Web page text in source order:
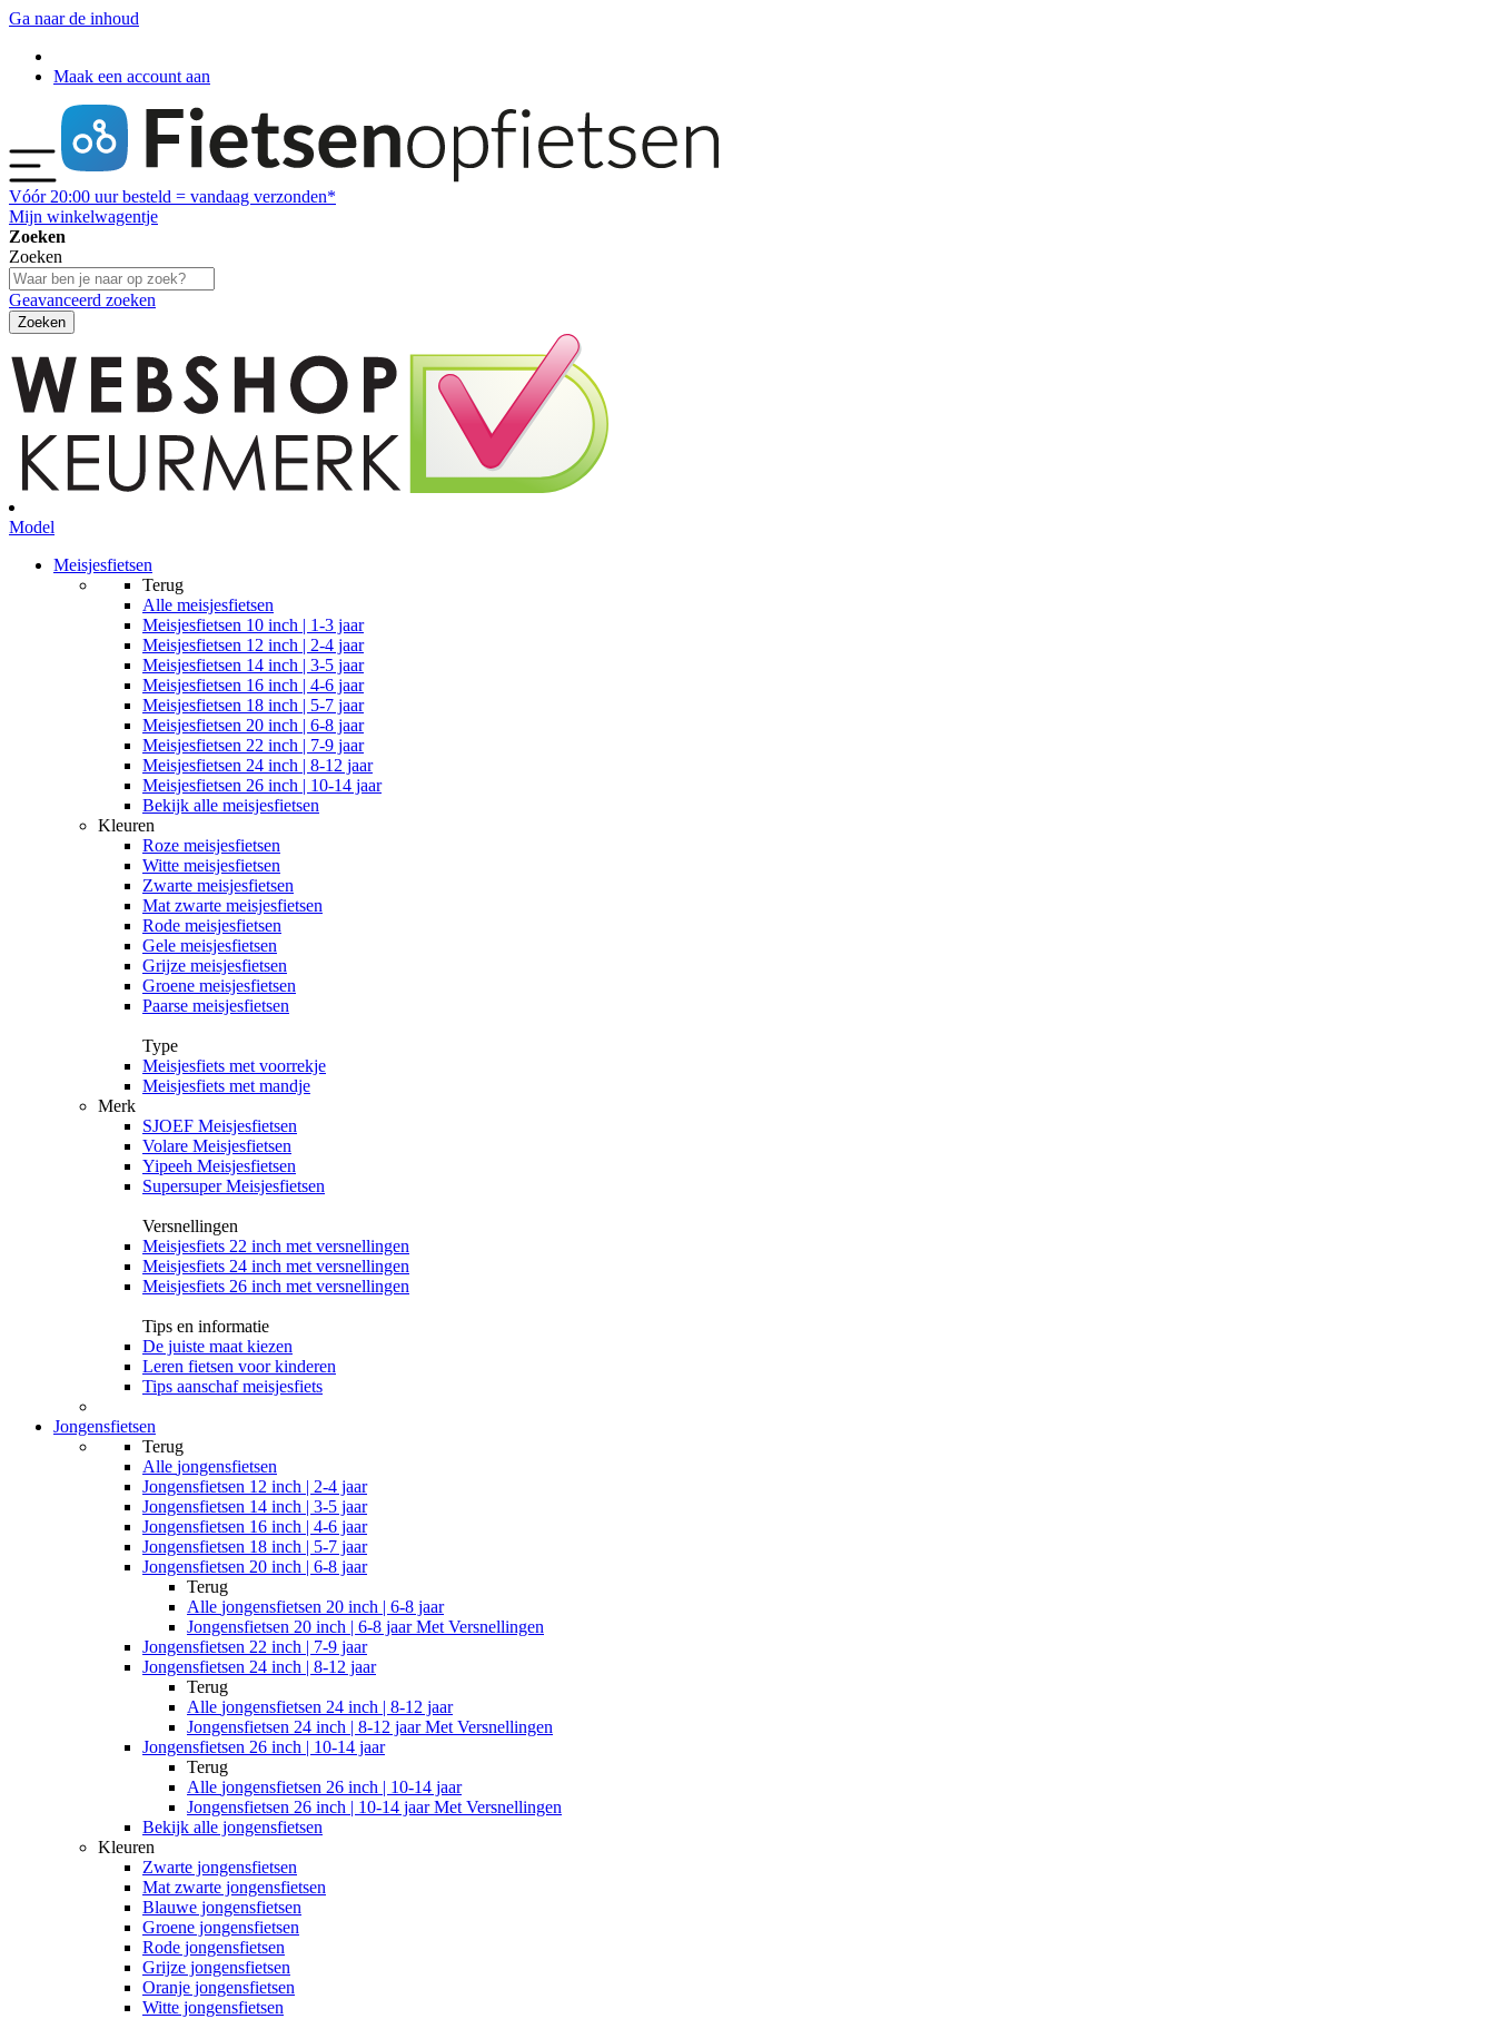
Ga naar de inhoud
Maak een account aan
Vóór 20:00 uur besteld = vandaag verzonden*
Mijn winkelwagentje
Zoeken
Zoeken
Geavanceerd zoeken
Zoeken
Model
Meisjesfietsen
Terug
Alle meisjesfietsen
Meisjesfietsen 10 inch | 1-3 jaar
Meisjesfietsen 12 inch | 2-4 jaar
Meisjesfietsen 14 inch | 3-5 jaar
Meisjesfietsen 16 inch | 4-6 jaar
Meisjesfietsen 18 inch | 5-7 jaar
Meisjesfietsen 20 inch | 6-8 jaar
Meisjesfietsen 22 inch | 7-9 jaar
Meisjesfietsen 24 inch | 8-12 jaar
Meisjesfietsen 26 inch | 10-14 jaar
Bekijk alle meisjesfietsen
Kleuren
Roze meisjesfietsen
Witte meisjesfietsen
Zwarte meisjesfietsen
Mat zwarte meisjesfietsen
Rode meisjesfietsen
Gele meisjesfietsen
Grijze meisjesfietsen
Groene meisjesfietsen
Paarse meisjesfietsen
Type
Meisjesfiets met voorrekje
Meisjesfiets met mandje
Merk
SJOEF Meisjesfietsen
Volare Meisjesfietsen
Yipeeh Meisjesfietsen
Supersuper Meisjesfietsen
Versnellingen
Meisjesfiets 22 inch met versnellingen
Meisjesfiets 24 inch met versnellingen
Meisjesfiets 26 inch met versnellingen
Tips en informatie
De juiste maat kiezen
Leren fietsen voor kinderen
Tips aanschaf meisjesfiets
Jongensfietsen
Terug
Alle jongensfietsen
Jongensfietsen 12 inch | 2-4 jaar
Jongensfietsen 14 inch | 3-5 jaar
Jongensfietsen 16 inch | 4-6 jaar
Jongensfietsen 18 inch | 5-7 jaar
Jongensfietsen 20 inch | 6-8 jaar
Terug
Alle jongensfietsen 20 inch | 6-8 jaar
Jongensfietsen 20 inch | 6-8 jaar Met Versnellingen
Jongensfietsen 22 inch | 7-9 jaar
Jongensfietsen 24 inch | 8-12 jaar
Terug
Alle jongensfietsen 24 inch | 8-12 jaar
Jongensfietsen 24 inch | 8-12 jaar Met Versnellingen
Jongensfietsen 26 inch | 10-14 jaar
Terug
Alle jongensfietsen 26 inch | 10-14 jaar
Jongensfietsen 26 inch | 10-14 jaar Met Versnellingen
Bekijk alle jongensfietsen
Kleuren
Zwarte jongensfietsen
Mat zwarte jongensfietsen
Blauwe jongensfietsen
Groene jongensfietsen
Rode jongensfietsen
Grijze jongensfietsen
Oranje jongensfietsen
Witte jongensfietsen